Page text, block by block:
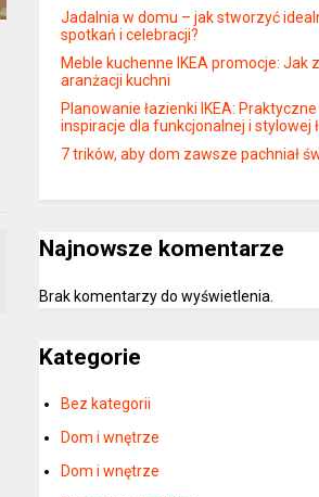
Jadalnia w domu – jak stworzyć
spotkań i celebracji?
Meble kuchenne IKEA promocje: Jak
aranżacji kuchni
Planowanie łazienki IKEA:
inspiracje dla funkcjonalnej i stylowej
7 trików, aby dom zawsze pachniał
Najnowsze komentarze
Brak komentarzy do wyświetlenia.
Kategorie
Bez kategorii
Dom i wnętrze
Dom i wnętrze